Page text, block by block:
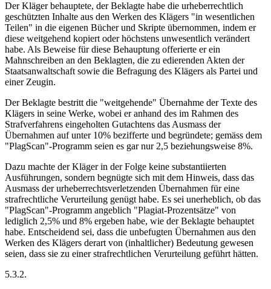
Der Kläger behauptete, der Beklagte habe die urheberrechtlich
geschützten Inhalte aus den Werken des Klägers "in wesentlichen
Teilen" in die eigenen Bücher und Skripte übernommen, indem er
diese weitgehend kopiert oder höchstens unwesentlich verändert
habe. Als Beweise für diese Behauptung offerierte er ein
Mahnschreiben an den Beklagten, die zu edierenden Akten der
Staatsanwaltschaft sowie die Befragung des Klägers als Partei und
einer Zeugin.
Der Beklagte bestritt die "weitgehende" Übernahme der Texte des
Klägers in seine Werke, wobei er anhand des im Rahmen des
Strafverfahrens eingeholten Gutachtens das Ausmass der
Übernahmen auf unter 10% bezifferte und begründete; gemäss dem
"PlagScan"-Programm seien es gar nur 2,5 beziehungsweise 8%.
Dazu machte der Kläger in der Folge keine substantiierten
Ausführungen, sondern begnügte sich mit dem Hinweis, dass das
Ausmass der urheberrechtsverletzenden Übernahmen für eine
strafrechtliche Verurteilung genügt habe. Es sei unerheblich, ob das
"PlagScan"-Programm angeblich "Plagiat-Prozentsätze" von
lediglich 2,5% und 8% ergeben habe, wie der Beklagte behauptet
habe. Entscheidend sei, dass die unbefugten Übernahmen aus den
Werken des Klägers derart von (inhaltlicher) Bedeutung gewesen
seien, dass sie zu einer strafrechtlichen Verurteilung geführt hätten.
5.3.2.